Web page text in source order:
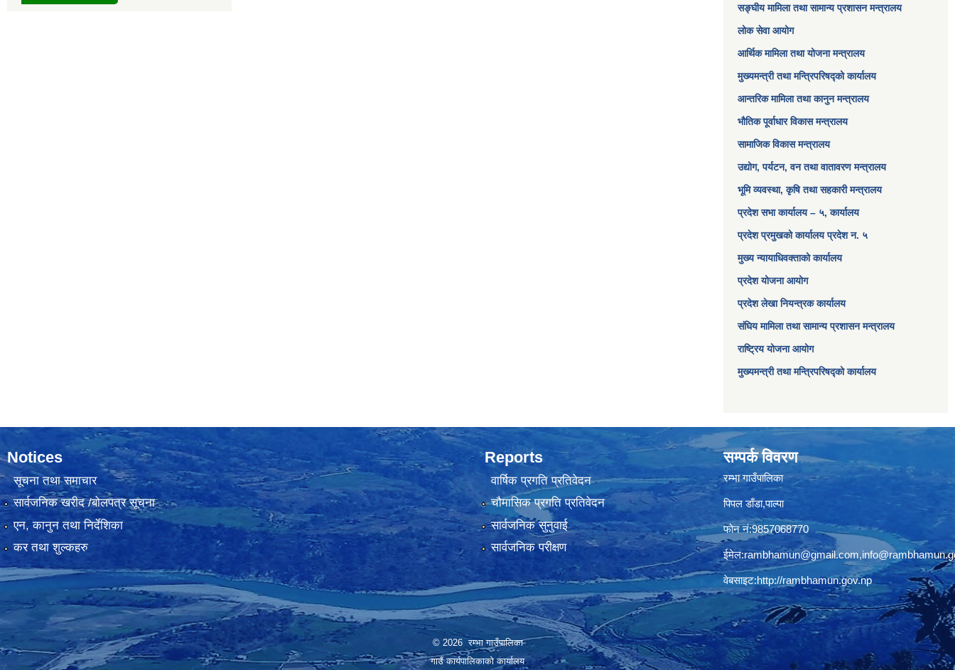
सङ्‍घीय मामिला तथा सामान्य प्रशासन मन्त्रालय
लोक सेवा आयोग
आर्थिक मामिला तथा योजना मन्त्रालय​
मुख्यमन्त्री तथा मन्त्रिपरिषद्को कार्यालय
आन्तरिक मामिला तथा कानुन मन्त्रालय
भौतिक पूर्वाधार विकास मन्त्रालय
सामाजिक विकास मन्त्रालय
उद्योग, पर्यटन, वन तथा वातावरण मन्त्रालय
भूमि व्यवस्था, कृषि तथा सहकारी मन्त्रालय
प्रदेश सभा कार्यालय – ५, कार्यालय
प्रदेश प्रमुखको कार्यालय प्रदेश न. ५
मुख्य न्यायाधिवक्ताको कार्यालय
प्रदेश योजना आयोग
प्रदेश लेखा नियन्त्रक कार्यालय
संघिय मामिला तथा सामान्य प्रशासन मन्त्रालय
राष्ट्रिय योजना आयोग
मुख्यमन्त्री तथा मन्त्रिपरिषद्को कार्यालय
Notices
सूचना तथा समाचार
सार्वजनिक खरीद /बोलपत्र सूचना
एन, कानुन तथा निर्देशिका
कर तथा शुल्कहरु
Reports
वार्षिक प्रगति प्रतिवेदन
चौमासिक प्रगति प्रतिवेदन
सार्वजनिक सुनुवाई
सार्वजनिक परीक्षण
सम्पर्क विवरण
रम्भा गाउँपालिका
पिपल डाँडा,पाल्पा
फोन नं:9857068770
ईमेल:rambhamun@gmail.com,
वेबसाइट:http://rambhamun.gov.np
© 2026 रम्भा गाउँपालिका
गाउँ कार्यपालिकाको कार्यालय